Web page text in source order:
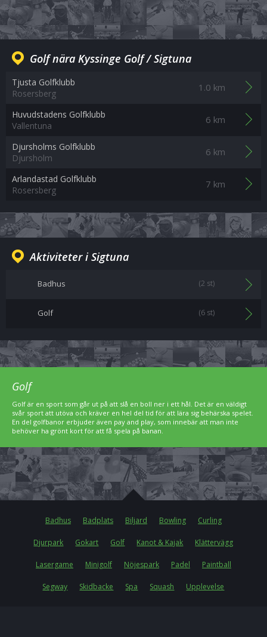
Golf nära Kyssinge Golf / Sigtuna
Tjusta Golfklubb
Rosersberg
1.0 km
Huvudstadens Golfklubb
Vallentuna
6 km
Djursholms Golfklubb
Djursholm
6 km
Arlandastad Golfklubb
Rosersberg
7 km
Aktiviteter i Sigtuna
Badhus (2 st)
Golf (6 st)
Golf
Golf är en sport som går ut på att slå en boll ner i ett hål. Det är en väldigt
svår sport att utöva och kräver en hel del tid för att lära sig behärska spelet.
En del golfbanor erbjuder även pay and play, som innebär att man inte
behöver ha grönt kort för att få spela på banan.
Badhus Badplats Biljard Bowling Curling
Djurpark Gokart Golf Kanot & Kajak Klättervägg
Lasergame Minigolf Nöjespark Padel Paintball
Segway Skidbacke Spa Squash Upplevelse